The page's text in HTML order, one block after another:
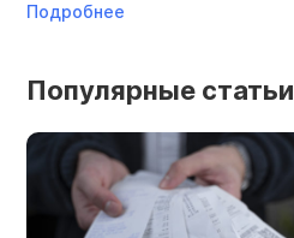
Подробнее
Популярные статьи